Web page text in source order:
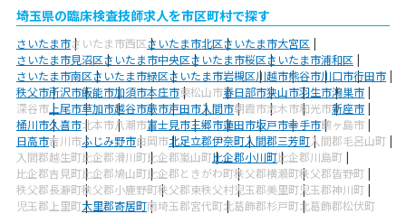
埼玉県の臨床検査技師求人を市区町村で探す
さいたま市さいたま市西区さいたま市北区さいたま市大宮区
さいたま市見沼区さいたま市中央区さいたま市桜区さいたま市浦和区
さいたま市南区さいたま市緑区さいたま市岩槻区川越市熊谷市川口市行田市
秩父市所沢市飯能市加須市本庄市東松山市春日部市狭山市羽生市鴻巣市
深谷市 上尾市草加市越谷市蕨市戸田市入間市朝霞市志木市和光市新座市
桶川市久喜市北本市八潮市富士見市三郷市蓮田市坂戸市幸手市鶴ヶ島市
日高市吉川市ふじみ野市白岡市北足立郡伊奈町入間郡三芳町入間郡毛呂山町
入間郡越生町比企郡滑川町比企郡嵐山町比企郡小川町比企郡川島町
比企郡吉見町比企郡鳩山町比企郡ときがわ町秩父郡横瀬町秩父郡皆野町
秩父郡長瀞町秩父郡小鹿野町秩父郡東秩父村児玉郡美里町児玉郡神川町
児玉郡上里町大里郡寄居町南埼玉郡宮代町北葛飾郡杉戸町北葛飾郡松伏町